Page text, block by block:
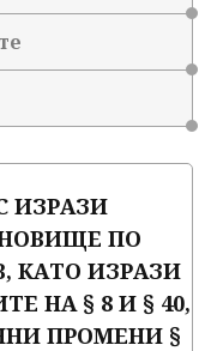
ИЗРАЗИ
ПО
КАТО ИЗРАЗИ
НА § 8 И § 40,
ПРОМЕНИ §